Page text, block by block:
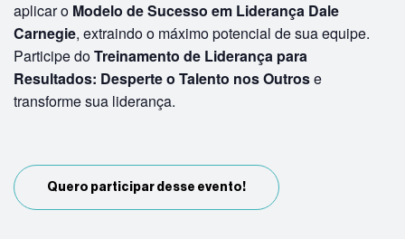
aplicar o Modelo de Sucesso em Liderança Dale
Carnegie, extraindo o máximo potencial de sua equipe.
Participe doTreinamento de Liderança para
Resultados: Desperte o Talento nos Outrose
transforme sua liderança.
Quero participar desse evento!